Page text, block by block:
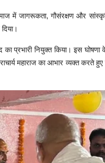
समाज में जागरूकता, गौसंरक्षण और
प्रभारी नियुक्त किया। इस
महाराज का आभार व्यक्त करते हुए